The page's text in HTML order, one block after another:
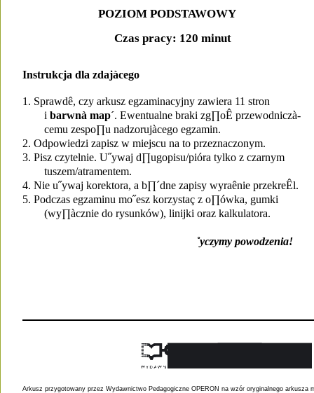
POZIOM PODSTAWOWY
Czas pracy: 120 minut
Instrukcja dla zdajàcego
1. Sprawdê, czy arkusz egzaminacyjny zawiera 11 stron
i barwnà map´. Ewentualne braki zg∏oÊ przewodniczà-
cemu zespo∏u nadzorujàcego egzamin.
2. Odpowiedzi zapisz w miejscu na to przeznaczonym.
3. Pisz czytelnie. U˝ywaj d∏ugopisu/pióra tylko z czarnym
tuszem/atramentem.
4. Nie u˝ywaj korektora, a b∏´dne zapisy wyraênie przekreÊl.
5. Podczas egzaminu mo˝esz korzystaç z o∏ówka, gumki
(wy∏àcznie do rysunków), linijki oraz kalkulatora.
˚yczymy powodzenia!
Arkusz przygotowany przez Wydawnictwo Pedagogiczne OPERON na wzór oryginalnego arkusza